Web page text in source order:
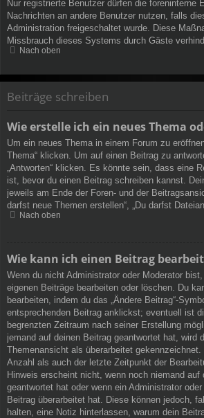
Nur registrierte Benutzer dürfen die foreninterne
Nachrichten an andere Benutzer nutzen, falls
Administration freigeschaltet wurde. Diese
Missbrauch dieses Systems durch Gäste
Nach oben
Beiträge schreiben
Wie erstelle ich ein neues Thema
Um ein neues Thema in einem Forum zu
Thema“ klicken. Um auf einen Beitrag zu
„Antworten“ klicken. Es könnte sein, dass eine
ist, bevor du einen Beitrag schreiben kannst.
jeweils am Ende der Foren- und der
darfst neue Themen erstellen“, „Du darfst
Nach oben
Wie kann ich einen Beitrag
Wenn du nicht Administrator oder Moderator
eigenen Beiträge bearbeiten oder löschen. Du
bearbeiten, indem du das „Ändere Beitrag“-
entsprechenden Beitrag anklickst; eventuell ist
begrenzten Zeitraum nach seiner Erstellung
jemand auf deinen Beitrag geantwortet hat, wird
Themenansicht als überarbeitet
Anzahl als auch der letzte Zeitpunkt der
Hinweis erscheint nicht, wenn noch niemand auf
geantwortet hat oder wenn ein Administrator
Beitrag überarbeitet hat. Diese können jedoch,
halten, eine Notiz hinterlassen, warum dein